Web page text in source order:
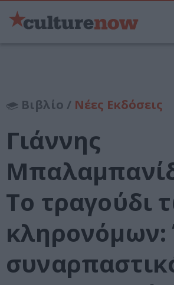
Βιβλίο / Νέες Εκδόσεις
Γιάννης
Το τραγούδι
κληρονόμων: